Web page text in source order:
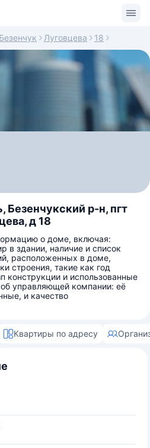
Безенчук Луговцева 18
Безенчукский р-н, пгт
д 18
о доме, включая:
в здании, наличие и список
расположенных в доме,
строения, такие как год
конструкции и использованные
управляющей компании: её
и качество
Квартиры по адресу